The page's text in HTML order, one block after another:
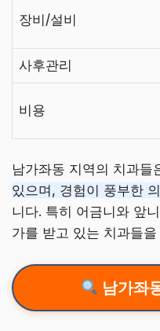
장비/설비
사후관리
비용
남가좌동 지역의 치과들
있으며, 경험이 풍부한
니다. 특히 어금니와 앞
가를 받고 있는 치과들
남가좌